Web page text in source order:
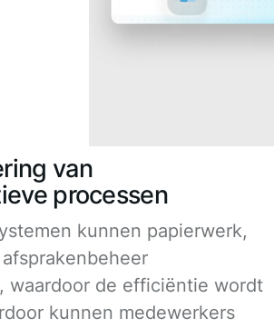
van
processen
kunnen papierwerk,
waardoor de efficiëntie wordt
kunnen medewerkers